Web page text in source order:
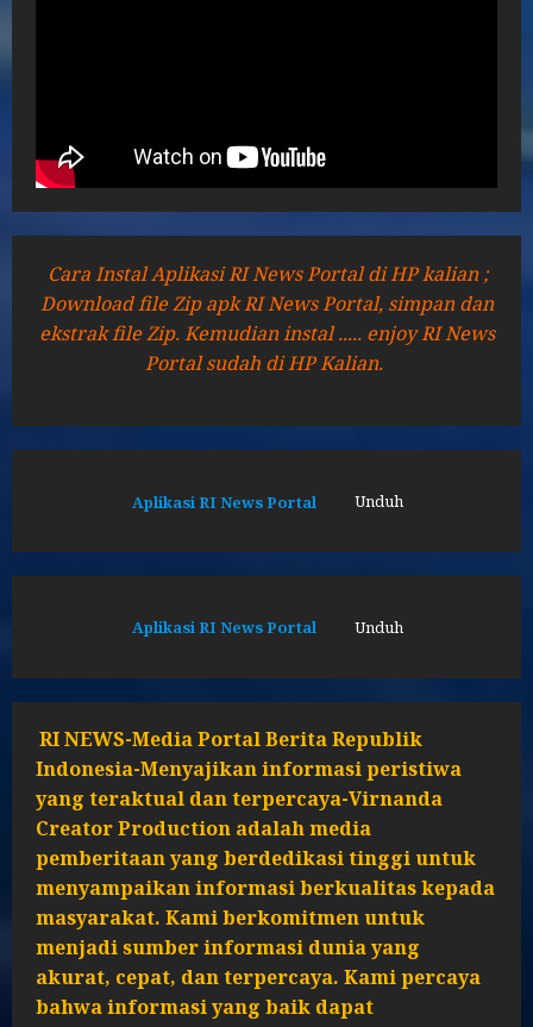
Cara Instal Aplikasi RI News Portal di HP kalian ;
Download file Zip apk RI News Portal, simpan dan
ekstrak file Zip. Kemudian instal ..... enjoy RI News
Portal sudah di HP Kalian.
Aplikasi RI News Portal Unduh
Aplikasi RI News Portal Unduh
RI NEWS-Media Portal Berita Republik
Indonesia-Menyajikan informasi peristiwa
yang teraktual dan terpercaya-Virnanda
Creator Production adalah media
pemberitaan yang berdedikasi tinggi untuk
menyampaikan informasi berkualitas kepada
masyarakat. Kami berkomitmen untuk
menjadi sumber informasi dunia yang
akurat, cepat, dan terpercaya. Kami percaya
bahwa informasi yang baik dapat